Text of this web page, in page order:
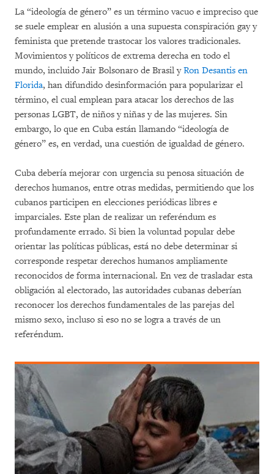
La “ideología de género” es un término vacuo e impreciso que
se suele emplear en alusión a una supuesta conspiración gay y
feminista que pretende trastocar los valores tradicionales.
Movimientos y políticos de extrema derecha en todo el
mundo, incluido Jair Bolsonaro de Brasil yRon Desantis en
Florida, han difundido desinformación para popularizar el
término, el cual emplean para atacar los derechos de las
personas LGBT, de niños y niñas y de las mujeres. Sin
embargo, lo que en Cuba están llamando “ideología de
género” es, en verdad, una cuestión de igualdad de género.
Cuba debería mejorar con urgencia su penosa situación de
derechos humanos, entre otras medidas, permitiendo que los
cubanos participen en elecciones periódicas libres e
imparciales. Este plan de realizar un referéndum es
profundamente errado. Si bien la voluntad popular debe
orientar las políticas públicas, está no debe determinar si
corresponde respetar derechos humanos ampliamente
reconocidos de forma internacional. En vez de trasladar esta
obligación al electorado, las autoridades cubanas deberían
reconocer los derechos fundamentales de las parejas del
mismo sexo, incluso si eso no se logra a través de un
referéndum.